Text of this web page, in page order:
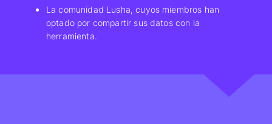
La comunidad Lusha, cuyos miembros han
optado por compartir sus datos con la
herramienta.